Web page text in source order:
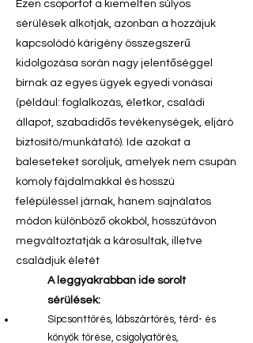
Ezen csoportot a kiemelten súlyos
sérülések alkotják, azonban a hozzájuk
kapcsolódó kárigény összegszerű
kidolgozása során nagy jelentőséggel
bírnak az egyes ügyek egyedi vonásai
(például: foglalkozás, életkor, családi
állapot, szabadidős tevékenységek, eljáró
biztosító/munkátató). Ide azokat a
baleseteket soroljuk, amelyek nem csupán
komoly fájdalmakkal és hosszú
felépüléssel járnak, hanem sajnálatos
módon különböző okokból, hosszútávon
megváltoztatják a károsultak, illetve
családjuk életét
A leggyakrabban ide sorolt
sérülések:
Sípcsonttörés, lábszártörés, térd- és
könyök törése, csigolyatörés,